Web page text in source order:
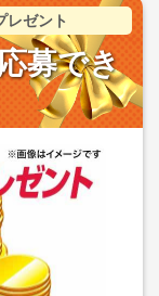
レゼント
募でき